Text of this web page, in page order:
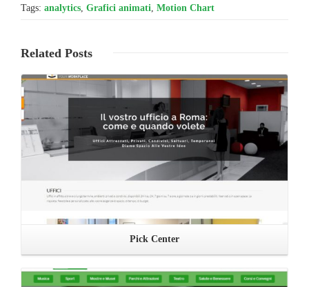
Tags: analytics Grafici animati Motion Chart
Related Posts
Pick Center